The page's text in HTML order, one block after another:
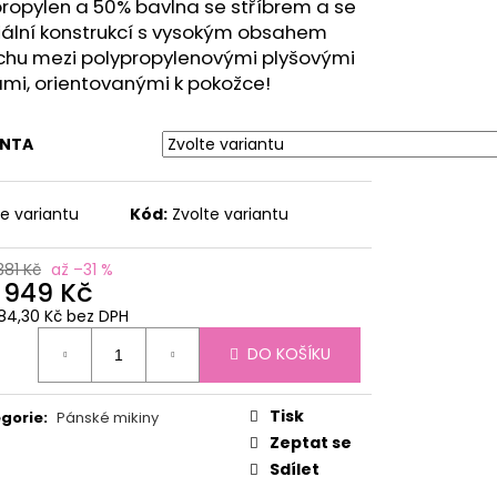
a 50% bavlna se stříbrem a se
konstrukcí s vysokým obsahem
mezi polypropylenovými plyšovými
orientovanými k pokožce!
variantu Kód: Zvolte variantu
Kč až –31 %
949 Kč
Kčbez DPH
DO KOŠÍKU
: Pánské mikiny
Tisk
Zeptat se
Sdílet